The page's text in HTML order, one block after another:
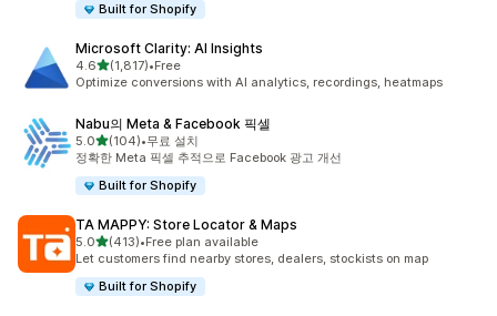
Built for Shopify
Microsoft Clarity: AI Insights
4.6별 5개 중
(1,817)
총 리뷰 1817개
•Free
Optimize conversions with AI analytics, recordings, heatmaps
Nabu의 Meta & Facebook 픽셀
5.0별 5개 중
(104)
총 리뷰 104개
•무료 설치
정확한 Meta 픽셀 추적으로 Facebook 광고 개선
Built for Shopify
TA MAPPY: Store Locator & Maps
5.0별 5개 중
(413)
총 리뷰 413개
•Free plan available
Let customers find nearby stores, dealers, stockists on map
Built for Shopify